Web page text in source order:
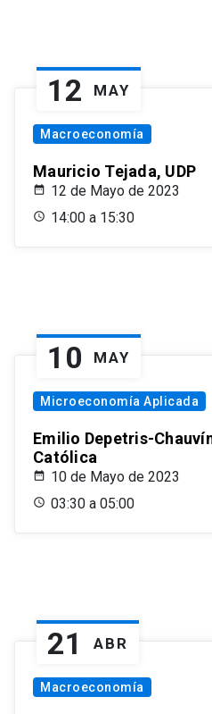
12 MAY
Macroeconomía
Mauricio Tejada, UDP
12 de Mayo de 2023
14:00 a 15:30
10 MAY
Microeconomía Aplicada
Emilio Depetris-
Católica
10 de Mayo de 2023
03:30 a 05:00
21 ABR
Macroeconomía